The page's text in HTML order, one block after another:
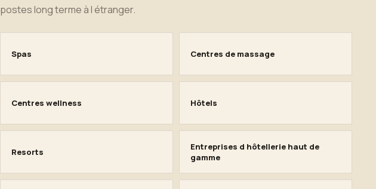
postes long terme à l étranger.
Spas Centres de massage
Centres wellness Hôtels
Resorts
Entreprises d hôtellerie haut de
gamme